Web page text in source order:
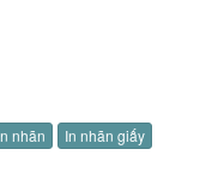
nhãn
In nhãn giấy